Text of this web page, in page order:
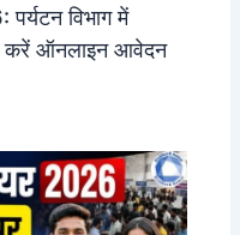
विभाग में
करें ऑनलाइन आवेदन